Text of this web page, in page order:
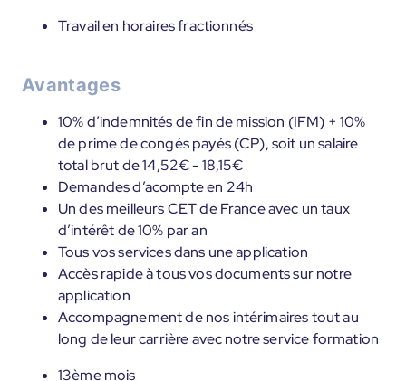
Travail en horaires fractionnés
Avantages
10% d’indemnités de fin de mission (IFM) + 10%
de prime de congés payés (CP), soit un salaire
total brut de 14,52€ - 18,15€
Demandes d’acompte en 24h
Un des meilleurs CET de France avec un taux
d’intérêt de 10% par an
Tous vos services dans une application
Accès rapide à tous vos documents sur notre
application
Accompagnement de nos intérimaires tout au
long de leur carrière avec notre service formation
13ème mois